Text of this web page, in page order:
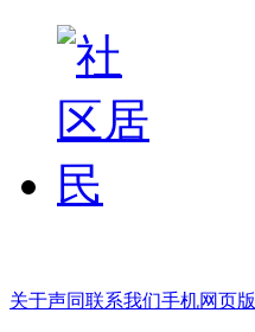
关于声同联系我们手机网页版